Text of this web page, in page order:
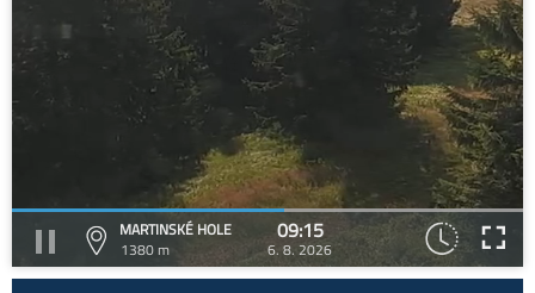
MARTINSKÉ HOLE
1380 m
09:15
6. 8. 2026